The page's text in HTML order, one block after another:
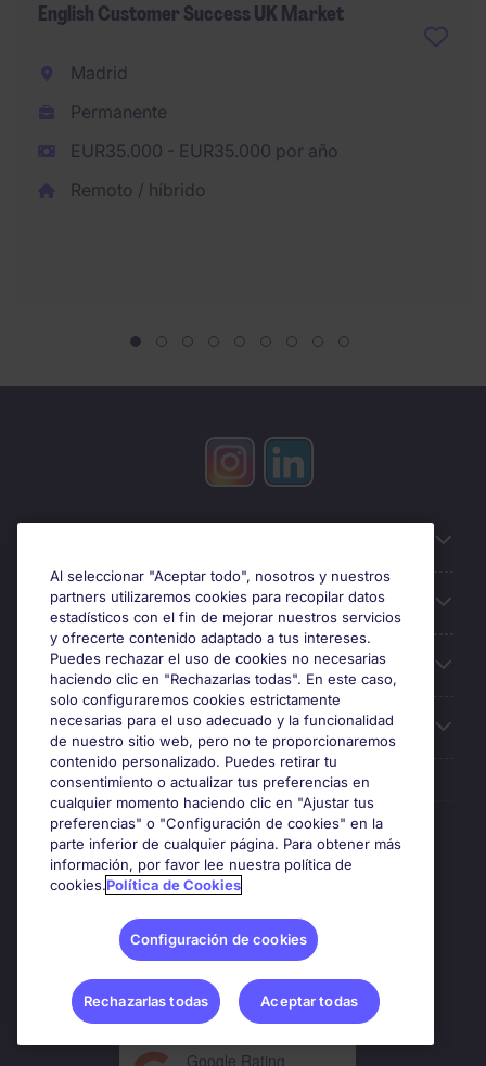
English Customer Success UK Market
Madrid
Permanente
EUR35.000 - EUR35.000 por año
Remoto / híbrido
Búsqueda de empleo
Oficinas
Sobre Michael Page
Premios y certificaciones
Google Rating
Al seleccionar "Aceptar todo", nosotros y nuestros
partners utilizaremos cookies para recopilar datos
estadísticos con el fin de mejorar nuestros servicios
y ofrecerte contenido adaptado a tus intereses.
Puedes rechazar el uso de cookies no necesarias
haciendo clic en "Rechazarlas todas". En este caso,
solo configuraremos cookies estrictamente
necesarias para el uso adecuado y la funcionalidad
de nuestro sitio web, pero no te proporcionaremos
contenido personalizado. Puedes retirar tu
consentimiento o actualizar tus preferencias en
cualquier momento haciendo clic en "Ajustar tus
preferencias" o "Configuración de cookies" en la
parte inferior de cualquier página. Para obtener más
información, por favor lee nuestra política de
cookies.Política de Cookies
Configuración de cookies
Rechazarlas todas Aceptar todas